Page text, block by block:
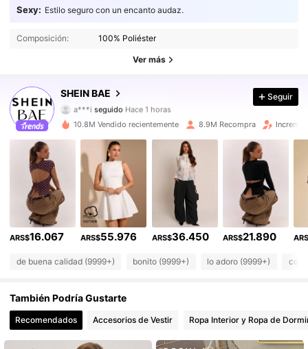
Sexy: Estilo seguro con un encanto audaz.
Composición: 100% Poliéster
Ver más
SHEIN BAE
4,91
2.7M Seguidores
2.7M Seguidores
2.7M Seguidores
4,91 2.7M Seguidores
4,91 2.7M Seguidores
2.7M Seguidores
4,91
Seguir
10.8M Vendido recientemente 8.9M Recompra
ARS$16.067 ARS$55.976 ARS$36.450 ARS$21.890
de buena calidad (9999+) bonito (9999+) lo adoro (9999+)
También Podría Gustarte
Recomendados Accesorios de Vestir Ropa Interior y Ropa de